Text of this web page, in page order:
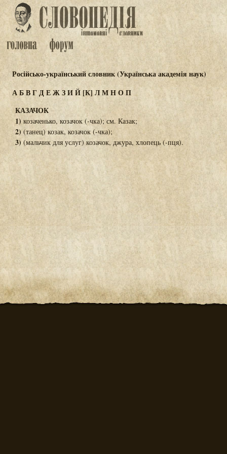
Російсько-український словник (Українська академія наук)
АБВГДЕЖЗИЙ[К]ЛМНОП
КАЗАЧОК
1) козаченько, козачок (-чка); см. Казак;
2) (танец) козак, козачок (-чка);
3) (мальчик для услуг) козачок, джура, хлопець (-пця).